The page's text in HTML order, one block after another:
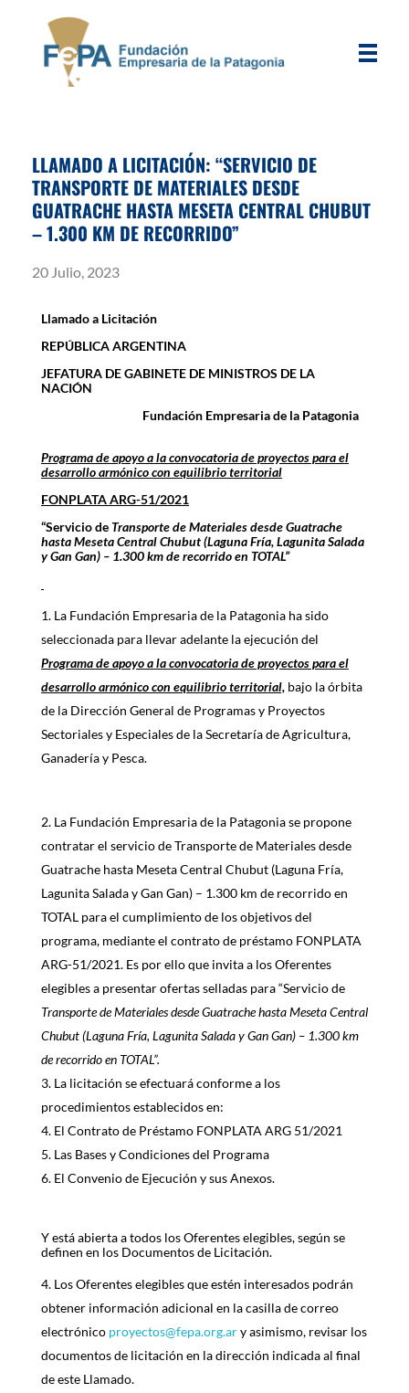
LLAMADO A LICITACIÓN: “SERVICIO DE
TRANSPORTE DE MATERIALES DESDE
GUATRACHE HASTA MESETA CENTRAL CHUBUT
– 1.300 KM DE RECORRIDO”
20 Julio, 2023
Llamado a Licitación
REPÚBLICA ARGENTINA
JEFATURA DE GABINETE DE MINISTROS DE LA
NACIÓN
Fundación Empresaria de la Patagonia
Programa de apoyo a la convocatoria de proyectos para el
desarrollo armónico con equilibrio territorial
FONPLATA ARG-51/2021
“Servicio deTransporte de Materiales desde Guatrache
hasta Meseta Central Chubut (Laguna Fría, Lagunita Salada
y Gan Gan) – 1.300 km de recorrido en TOTAL”
La Fundación Empresaria de la Patagonia ha sido
seleccionada para llevar adelante la ejecución del
Programa de apoyo a la convocatoria de proyectos para el
desarrollo armónico con equilibrio territorial, bajo la órbita
de la Dirección General de Programas y Proyectos
Sectoriales y Especiales de la Secretaría de Agricultura,
Ganadería y Pesca.
La Fundación Empresaria de la Patagonia se propone
contratar el servicio de Transporte de Materiales desde
Guatrache hasta Meseta Central Chubut (Laguna Fría,
Lagunita Salada y Gan Gan) – 1.300 km de recorrido en
TOTAL para el cumplimiento de los objetivos del
programa, mediante el contrato de préstamo FONPLATA
ARG-51/2021. Es por ello que invita a los Oferentes
elegibles a presentar ofertas selladas para “Servicio de
Transporte de Materiales desde Guatrache hasta Meseta Central
Chubut (Laguna Fría, Lagunita Salada y Gan Gan) – 1.300 km
de recorrido en TOTAL”.
La licitación se efectuará conforme a los
procedimientos establecidos en:
El Contrato de Préstamo FONPLATA ARG 51/2021
Las Bases y Condiciones del Programa
El Convenio de Ejecución y sus Anexos.
Y está abierta a todos los Oferentes elegibles, según se
definen en los Documentos de Licitación.
Los Oferentes elegibles que estén interesados podrán
obtener información adicional en la casilla de correo
electrónico proyectos@fepa.org.ary asimismo, revisar los
documentos de licitación en la dirección indicada al final
de este Llamado.